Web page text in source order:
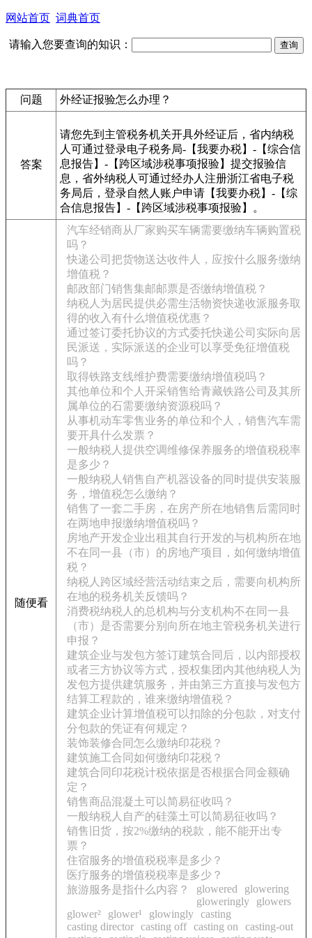
网站首页 词典首页
请输入您要查询的知识：
问题 外经证报验怎么办理？
答案
请您先到主管税务机关开具外经证后，省内纳税
人可通过登录电子税务局-【我要办税】-【综合信
息报告】-【跨区域涉税事项报验】提交报验信
息，省外纳税人可通过经办人注册浙江省电子税
务局后，登录自然人账户申请【我要办税】-【综
合信息报告】-【跨区域涉税事项报验】。
随便看
汽车经销商从厂家购买车辆需要缴纳车辆购置税
吗？
快递公司把货物送达收件人，应按什么服务缴纳
增值税？
邮政部门销售集邮邮票是否缴纳增值税？
纳税人为居民提供必需生活物资快递收派服务取
得的收入有什么增值税优惠？
通过签订委托协议的方式委托快递公司实际向居
民派送，实际派送的企业可以享受免征增值税
吗？
取得铁路支线维护费需要缴纳增值税吗？
其他单位和个人开采销售给青藏铁路公司及其所
属单位的石需要缴纳资源税吗？
从事机动车零售业务的单位和个人，销售汽车需
要开具什么发票？
一般纳税人提供空调维修保养服务的增值税税率
是多少？
一般纳税人销售自产机器设备的同时提供安装服
务，增值税怎么缴纳？
销售了一套二手房，在房产所在地销售后需同时
在两地申报缴纳增值税吗？
房地产开发企业出租其自行开发的与机构所在地
不在同一县（市）的房地产项目，如何缴纳增值
税？
纳税人跨区域经营活动结束之后，需要向机构所
在地的税务机关反馈吗？
消费税纳税人的总机构与分支机构不在同一县
（市）是否需要分别向所在地主管税务机关进行
申报？
建筑企业与发包方签订建筑合同后，以内部授权
或者三方协议等方式，授权集团内其他纳税人为
发包方提供建筑服务，并由第三方直接与发包方
结算工程款的，谁来缴纳增值税？
建筑企业计算增值税可以扣除的分包款，对支付
分包款的凭证有何规定？
装饰装修合同怎么缴纳印花税？
建筑施工合同如何缴纳印花税？
建筑合同印花税计税依据是否根据合同金额确
定？
销售商品混凝土可以简易征收吗？
一般纳税人自产的硅藻土可以简易征收吗？
销售旧货，按2%缴纳的税款，能不能开出专
票？
住宿服务的增值税税率是多少？
医疗服务的增值税税率是多少？
旅游服务是指什么内容？
glowered
glowering
gloweringly
glowers
glower²
glower¹ glowingly casting
casting director casting off casting on
casting-out